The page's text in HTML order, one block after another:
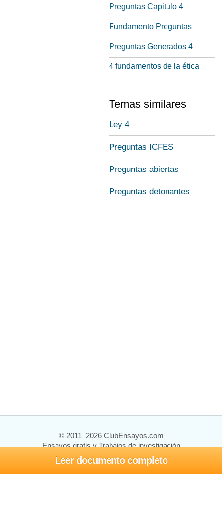
Leer documento completo
Preguntas Capitulo 4
Fundamento Preguntas
Preguntas Generados 4
4 fundamentos de la ética
Temas similares
Ley 4
Preguntas ICFES
Preguntas abiertas
Preguntas detonantes
© 2011–2026 ClubEnsayos.com
Ensayos gratis y Trabajos de investigación